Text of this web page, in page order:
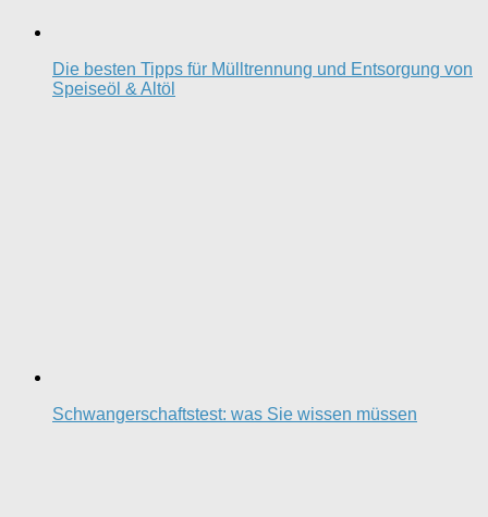
Die besten Tipps für Mülltrennung und Entsorgung von
Speiseöl & Altöl
Schwangerschaftstest: was Sie wissen müssen